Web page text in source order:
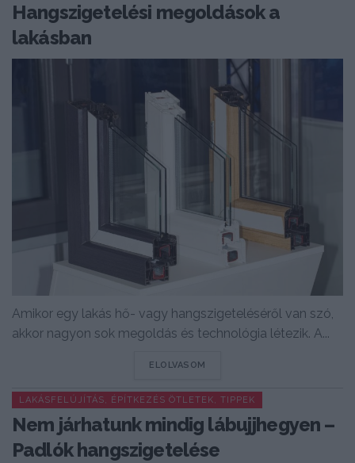
Hangszigetelési megoldások a
lakásban
Amikor egy lakás hő- vagy hangszigeteléséről van szó,
akkor nagyon sok megoldás és technológia létezik. A...
ELOLVASOM
LAKÁSFELÚJÍTÁS, ÉPÍTKEZÉS ÖTLETEK, TIPPEK
Nem járhatunk mindig lábujjhegyen –
Padlók hangszigetelése